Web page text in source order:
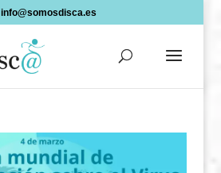
info@somosdisca.es